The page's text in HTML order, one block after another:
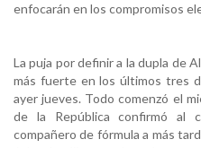
enfocarán en los compromisos
La puja por definir a la dupla de
más fuerte en los últimos tres
ayer jueves. Todo comenzó el
de la República confirmó al
compañero de fórmula a más